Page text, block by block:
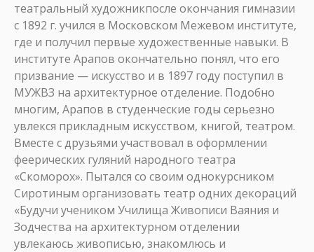
театральный художникпосле окончания гимназии
с 1892 г. учился в Московском Межевом институте,
где и получил первые художественные навыки. В
институте Арапов окончательно понял, что его
призвание — искусство и в 1897 году поступил в
МУЖВЗ на архитектурное отделение. Подобно
многим, Арапов в студенческие годы серьезно
увлекся прикладным искусством, книгой, театром.
Вместе с друзьями участвовал в оформлении
феерических гуляний народного театра
«Скоморох». Пытался со своим однокурсником
Сиротиным организовать театр одних декораций
«Будучи учеником Училища Живописи Ваяния и
Зодчества на архитектурном отделении
увлекаюсь живописью, знакомлюсь и